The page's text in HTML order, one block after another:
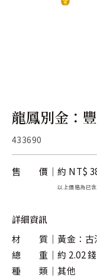
龍鳳別金：
433690
售 價 約 NT$
以上價格為已
詳細資訊
材 質
黃金：古
總 重
約 2.02 錢
種 類
其他